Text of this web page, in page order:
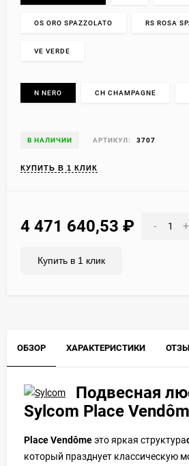
OS ORO SPAZZOLATO RS ROSA
VE VERDE
N NERO CH CHAMPAGNE
В НАЛИЧИИ АРТИКУЛ: 3707
КУПИТЬ В 1 КЛИК
4 471 640,53 ₽ - +
Купить в 1 клик
ОБЗОР ХАРАКТЕРИСТИКИ
Подвесная
Sylcom Place
Place Vendômeэто яркая структура
который празднует классическую